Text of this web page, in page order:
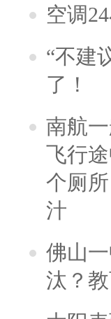
空调
“不建
了！
南航
飞行
个厕
汁
佛山
汰？